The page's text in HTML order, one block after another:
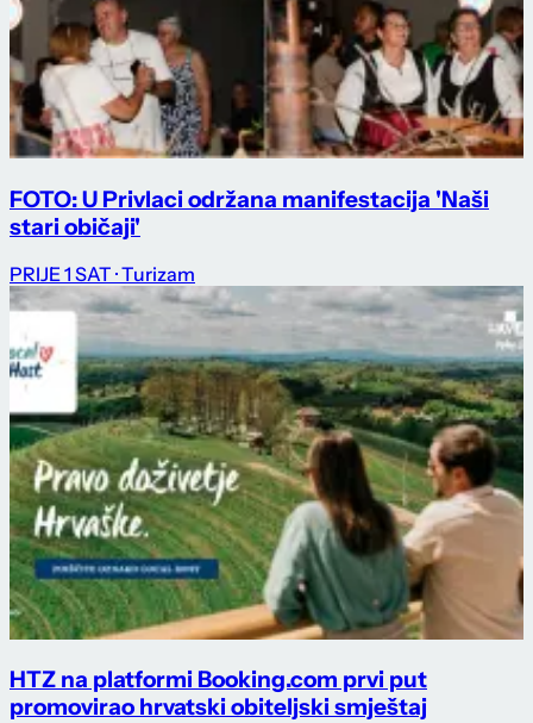
FOTO: U Privlaci održana manifestacija 'Naši
stari običaji'
PRIJE 1 SAT · Turizam
HTZ na platformi Booking.com prvi put
promovirao hrvatski obiteljski smještaj